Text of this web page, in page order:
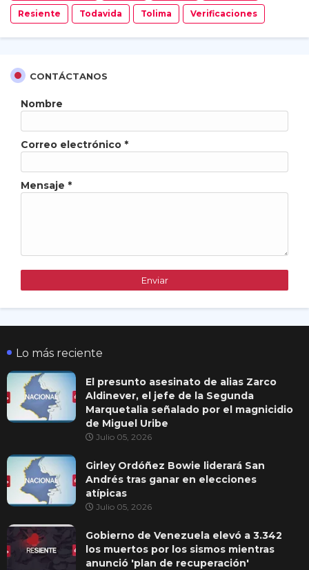
Resiente Todavida Tolima Verificaciones
CONTÁCTANOS
Nombre
Correo electrónico *
Mensaje *
Lo más reciente
El presunto asesinato de alias Zarco
Aldinever, el jefe de la Segunda
Marquetalia señalado por el magnicidio
de Miguel Uribe
Julio 05, 2026
Girley Ordóñez Bowie liderará San
Andrés tras ganar en elecciones
atípicas
Julio 05, 2026
Gobierno de Venezuela elevó a 3.342
los muertos por los sismos mientras
anunció 'plan de recuperación'